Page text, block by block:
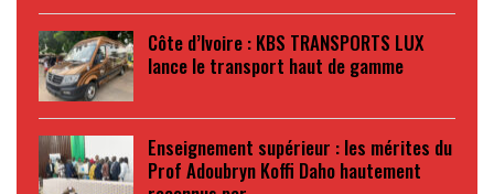
Côte d’Ivoire : KBS TRANSPORTS LUX
lance le transport haut de gamme
Enseignement supérieur : les mérites du
Prof Adoubryn Koffi Daho hautement